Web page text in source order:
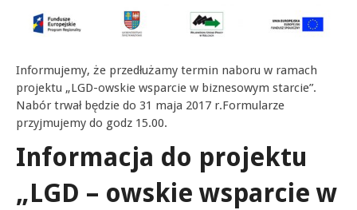
Informujemy, że przedłużamy termin naboru w ramach
projektu „LGD-owskie wsparcie w biznesowym starcie”.
Nabór trwał będzie do 31 maja 2017 r.Formularze
przyjmujemy do godz 15.00.
Informacja do projektu
„LGD – owskie wsparcie w